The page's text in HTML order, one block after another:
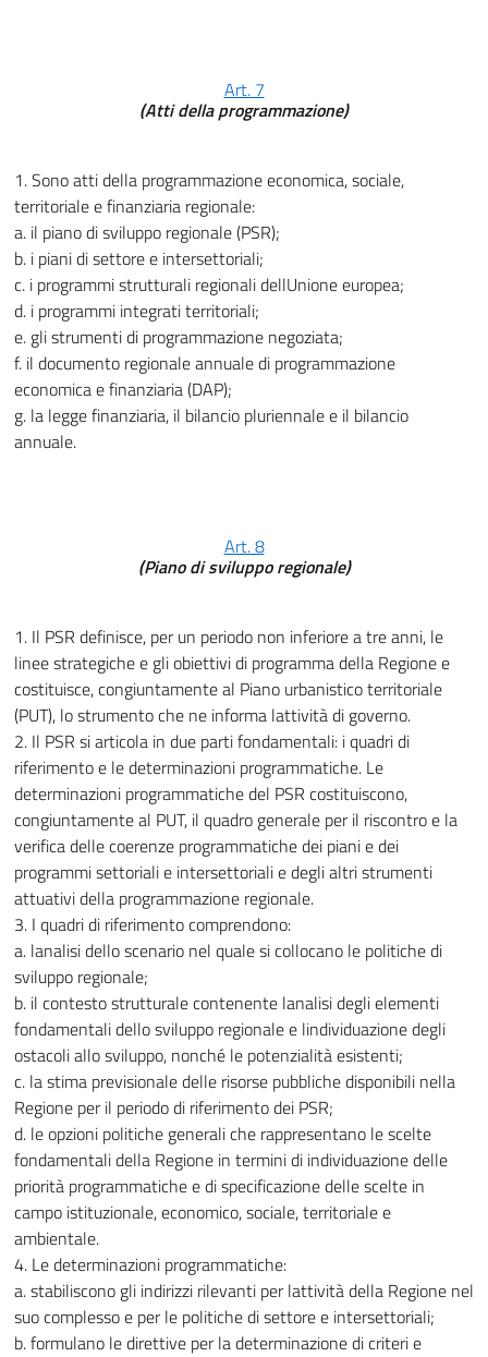
Art. 7
(Atti della programmazione)
1. Sono atti della programmazione economica, sociale,
territoriale e finanziaria regionale:
a. il piano di sviluppo regionale (PSR);
b. i piani di settore e intersettoriali;
c. i programmi strutturali regionali dellUnione europea;
d. i programmi integrati territoriali;
e. gli strumenti di programmazione negoziata;
f. il documento regionale annuale di programmazione
economica e finanziaria (DAP);
g. la legge finanziaria, il bilancio pluriennale e il bilancio
annuale.
Art. 8
(Piano di sviluppo regionale)
1. Il PSR definisce, per un periodo non inferiore a tre anni, le
linee strategiche e gli obiettivi di programma della Regione e
costituisce, congiuntamente al Piano urbanistico territoriale
(PUT), lo strumento che ne informa lattività di governo.
2. Il PSR si articola in due parti fondamentali: i quadri di
riferimento e le determinazioni programmatiche. Le
determinazioni programmatiche del PSR costituiscono,
congiuntamente al PUT, il quadro generale per il riscontro e la
verifica delle coerenze programmatiche dei piani e dei
programmi settoriali e intersettoriali e degli altri strumenti
attuativi della programmazione regionale.
3. I quadri di riferimento comprendono:
a. lanalisi dello scenario nel quale si collocano le politiche di
sviluppo regionale;
b. il contesto strutturale contenente lanalisi degli elementi
fondamentali dello sviluppo regionale e lindividuazione degli
ostacoli allo sviluppo, nonché le potenzialità esistenti;
c. la stima previsionale delle risorse pubbliche disponibili nella
Regione per il periodo di riferimento dei PSR;
d. le opzioni politiche generali che rappresentano le scelte
fondamentali della Regione in termini di individuazione delle
priorità programmatiche e di specificazione delle scelte in
campo istituzionale, economico, sociale, territoriale e
ambientale.
4. Le determinazioni programmatiche:
a. stabiliscono gli indirizzi rilevanti per lattività della Regione nel
suo complesso e per le politiche di settore e intersettoriali;
b. formulano le direttive per la determinazione di criteri e